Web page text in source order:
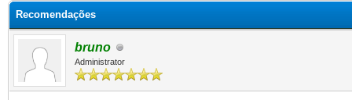
Recomendações
bruno
Administrator